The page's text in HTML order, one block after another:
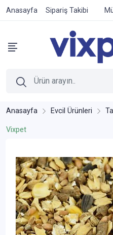
Anasayfa Sipariş Takibi
Anasayfa Evcil Ürünleri
Vixpet